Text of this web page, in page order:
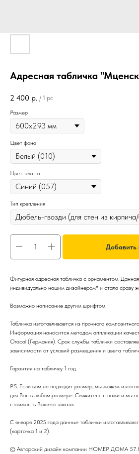
Адресная табличка
2 400 р. / 1 pc
Размер
Цвет фона
Цвет текста
Тип крепления
Добавить
Фигурная адресная табличка с орнаментом.
индивидуально нашим дизайнером* и стала сразу
Возможно написание другим шрифтом.
Табличка изготавливается из прочного
Информация наносится методом аппликации
Oracal (Германия). Срок службы таблички
зависимости от условий размещения и цвета
Гарантия на табличку 1 год.
P.S. Если вам не подходит размер, мы можем
для Вас в любом размере. Свяжитесь с нами и мы
стоимость Вашего заказа.
С января 2025 года данные таблички
(карточка 1 и 2).
© Авторский дизайн компании НОМЕР ДОМА 57.